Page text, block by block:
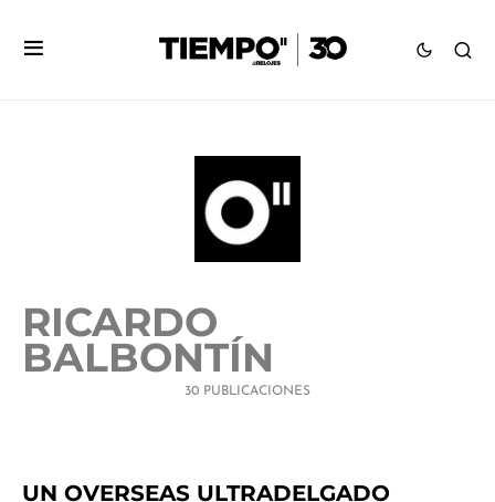
RICARDO
BALBONTÍN
30 PUBLICACIONES
UN OVERSEAS ULTRADELGADO